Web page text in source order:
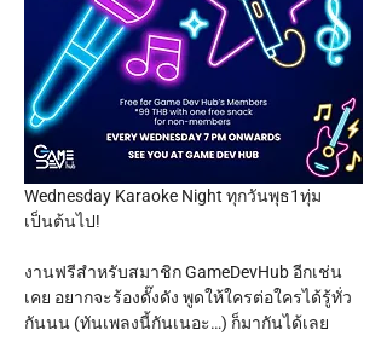
Wednesday Karaoke Night ทุกวันพุธ1ทุ่ม
เป็นต้นไป!
งานฟรีสำหรับสมาชิก GameDevHub อีกเช่น
เคย อยากจะร้องดั๊งดัง พูดให้ใครต่อใครได้รู้ทั่ว
กันนน (ทันเพลงนี้กันเนอะ…) ก็มากันได้เลย